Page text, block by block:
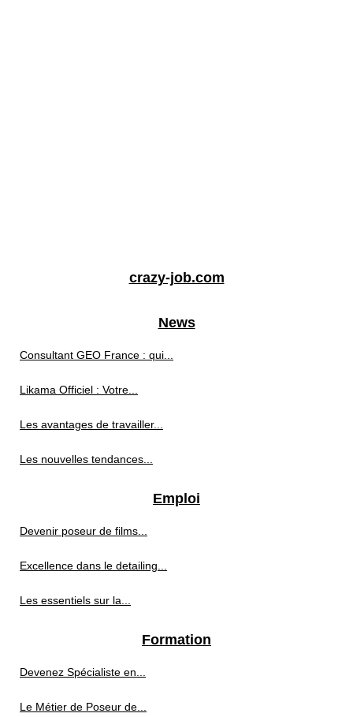
crazy-job.com
News
Consultant GEO France : qui...
Likama Officiel : Votre...
Les avantages de travailler...
Les nouvelles tendances...
Emploi
Devenir poseur de films...
Excellence dans le detailing...
Les essentiels sur la...
Formation
Devenez Spécialiste en...
Le Métier de Poseur de...